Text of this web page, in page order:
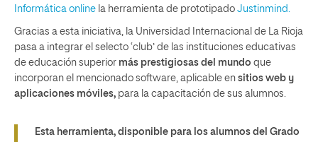
Informática online la herramienta de prototipado Justinmind.
Gracias a esta iniciativa, la Universidad Internacional de La Rioja
pasa a integrar el selecto ‘club’ de las instituciones educativas
de educación superior más prestigiosas del mundo que
incorporan el mencionado software, aplicable en sitios web y
aplicaciones móviles, para la capacitación de sus alumnos.
Esta herramienta, disponible para los alumnos del Grado